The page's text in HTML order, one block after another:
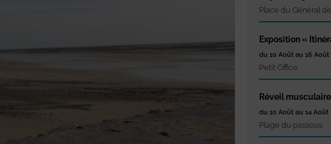
Place du Général
Exposition «
du 10 Août au 16 Août
Petit Office
Réveil musculaire
du 10 Août au 14 Août
Plage du passous